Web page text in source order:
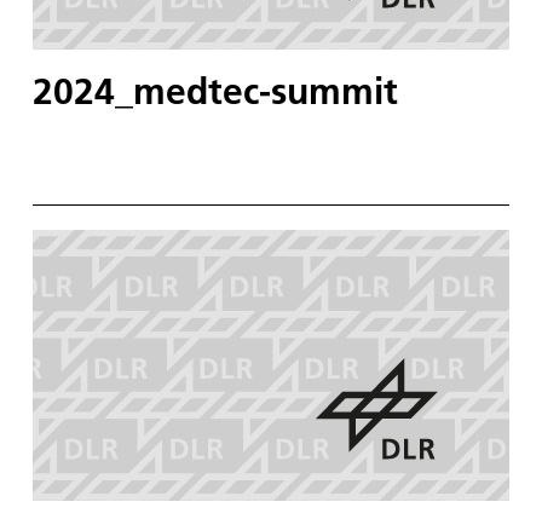
2024_medtec-summit